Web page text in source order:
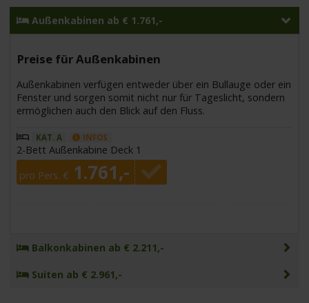
Außenkabinen ab € 1.761,-
Preise für Außenkabinen
Außenkabinen verfügen entweder über ein Bullauge oder ein
Fenster und sorgen somit nicht nur für Tageslicht, sondern
ermöglichen auch den Blick auf den Fluss.
KAT. A INFOS
2-Bett Außenkabine Deck 1
pro Pers. € 1.761,-
Balkonkabinen ab € 2.211,-
Suiten ab € 2.961,-